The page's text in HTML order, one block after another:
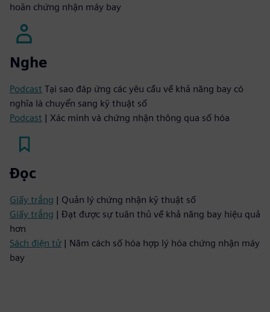
hoãn chứng nhận máy bay
Nghe
Podcast Tại sao đáp ứng các yêu cầu về khả năng bay có
nghĩa là chuyển sang kỹ thuật số
Podcast | Xác minh và chứng nhận thông qua số hóa
Đọc
Giấy trắng | Quản lý chứng nhận kỹ thuật số
Giấy trắng | Đạt được sự tuân thủ về khả năng bay hiệu quả
hơn
Sách điện tử | Năm cách số hóa hợp lý hóa chứng nhận máy
bay